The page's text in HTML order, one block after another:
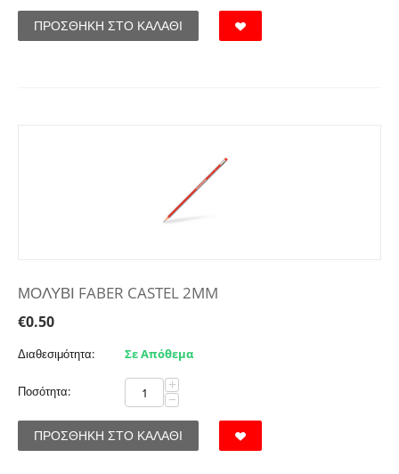
ΠΡΟΣΘΉΚΗ ΣΤΟ ΚΑΛΆΘΙ
ΜΟΛΥΒΙ FABER CASTEL 2MM
€0.50
Διαθεσιμότητα: Σε Απόθεμα
Ποσότητα: +
−
ΠΡΟΣΘΉΚΗ ΣΤΟ ΚΑΛΆΘΙ